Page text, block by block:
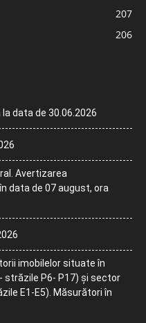
207
206
data de 30.06.2026
Avertizarea
data de 07 august, ora
imobilelor situate în
străzile P6- P17) și sector
E1-E5). Măsurători în